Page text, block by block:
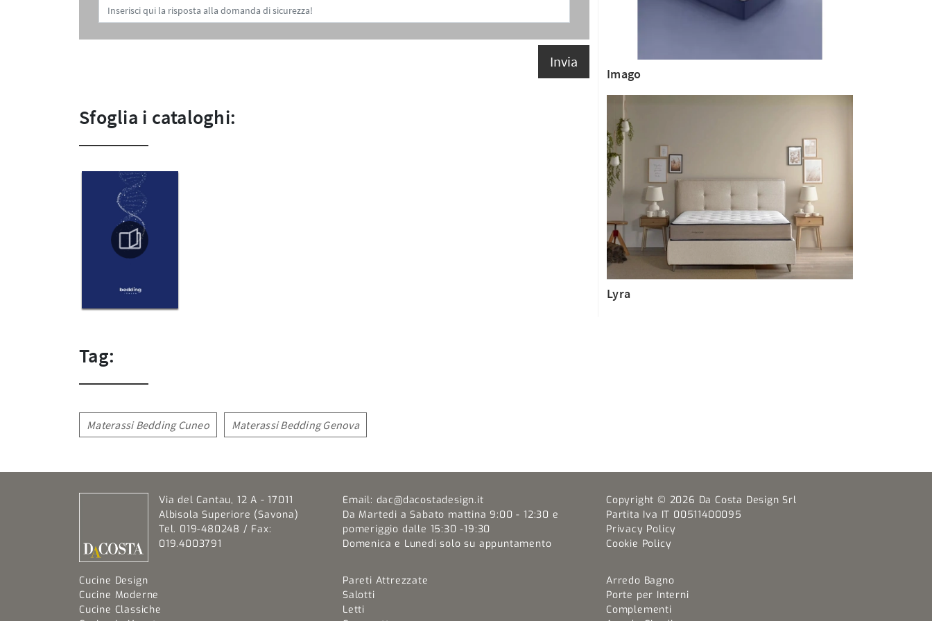
Invia
Sfoglia i cataloghi:
Imago
Lyra
Tag:
Materassi Bedding Cuneo Materassi Bedding Genova
Via del Cantau, 12 A - 17011
Albisola Superiore (Savona)
Tel. 019-480248 / Fax:
019.4003791
Email: dac@dacostadesign.it
Da Martedi a Sabato mattina 9:00 - 12:30 e
pomeriggio dalle 15:30 -19:30
Domenica e Lunedi solo su appuntamento
Copyright © 2026 Da Costa Design Srl
Partita Iva IT 00511400095
Privacy Policy
Cookie Policy
Cucine Design
Cucine Moderne
Cucine Classiche
Pareti Attrezzate
Salotti
Letti
Arredo Bagno
Porte per Interni
Complementi